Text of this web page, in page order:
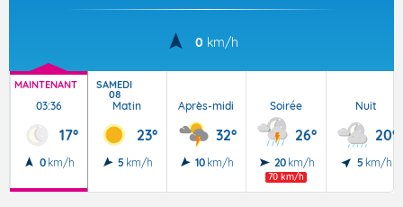
0 km/h
MAINTENANT
03:36
17°
0 km/h
SAMEDI
08
Matin
23°
5 km/h
Après-midi
32°
10 km/h
Soirée
26°
20 km/h
70 km/h
Nuit
20°
5 km/h